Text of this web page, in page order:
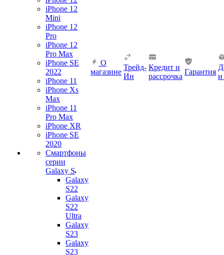
iPhone 12
Mini
iPhone 12
Pro
iPhone 12
Pro Max
iPhone SE
2022
iPhone 11
iPhone Xs
Max
iPhone 11
Pro Max
iPhone XR
iPhone SE
2020
Смартфоны
серии
Galaxy S
Galaxy
S22
Galaxy
S22
Ultra
Galaxy
S23
Galaxy
S23
О
магазине
Трейд-
Ин
Кредит и
рассрочка
Гарантия
и